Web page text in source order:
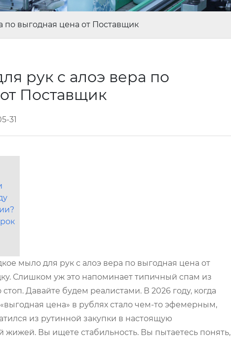
по выгодная цена от Поставщик
рук с алоэ вера по
Поставщик
31
мыло для рук с алоэ вера по выгодная цена от
Слишком уж это напоминает типичный спам из
Давайте будем реалистами. В 2026 году, когда
цена» в рублях стало чем-то эфемерным,
из рутинной закупки в настоящую
жижей. Вы ищете стабильность. Вы пытаетесь понять,